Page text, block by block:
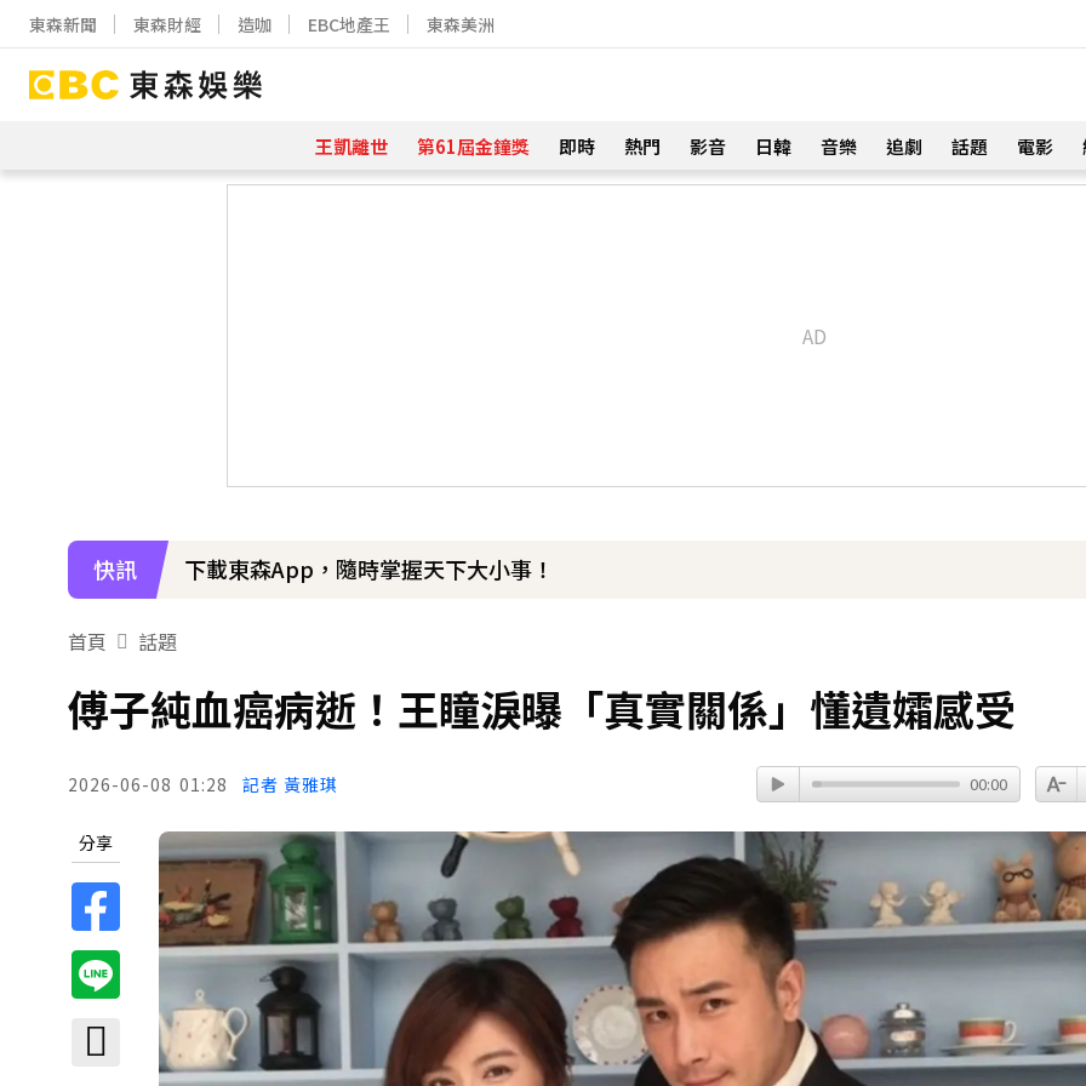
東森新聞 東森財經 造咖 EBC地產王 東森美洲
王凱離世 第61屆金鐘獎 即時 熱門 影音 日韓 音樂 追劇 話題 電影
快訊 下載東森App，隨時掌握天下大小事！
首頁 話題
傅子純血癌病逝！王瞳淚曝「真實關係」懂遺孀感受
2026-06-08 01:28 記者 黃雅琪 00:00
分享